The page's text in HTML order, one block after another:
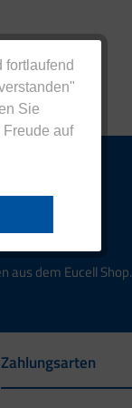
fortlaufend
Sie
auf
aus dem Eucell Shop.
Zahlungsarten